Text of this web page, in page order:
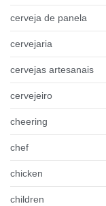
cerveja de panela
cervejaria
cervejas artesanais
cervejeiro
cheering
chef
chicken
children